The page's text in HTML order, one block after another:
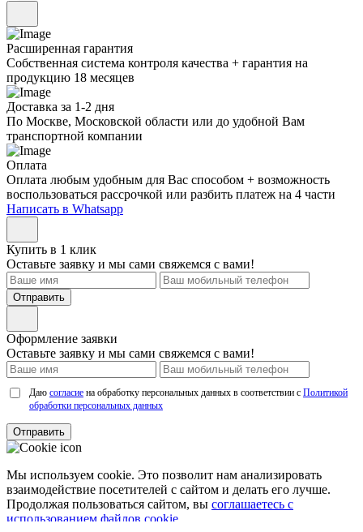
Расширенная гарантия
Собственная система контроля качества + гарантия на
продукцию 18 месяцев
Доставка за 1-2 дня
По Москве, Московской области или до удобной Вам
транспортной компании
Оплата
Оплата любым удобным для Вас способом + возможность
воспользоваться рассрочкой или разбить платеж на 4 части
Написать в Whatsapp
Купить в 1 клик
Оставьте заявку и мы сами свяжемся с вами!
Отправить
Оформление заявки
Оставьте заявку и мы сами свяжемся с вами!
Даю согласие на обработку персональных данных в соответствии с Политикой
обработки персональных данных
Отправить
Мы используем cookie. Это позволит нам анализировать
взаимодействие посетителей с сайтом и делать его лучше.
Продолжая пользоваться сайтом, вы соглашаетесь с
использованием файлов cookie.